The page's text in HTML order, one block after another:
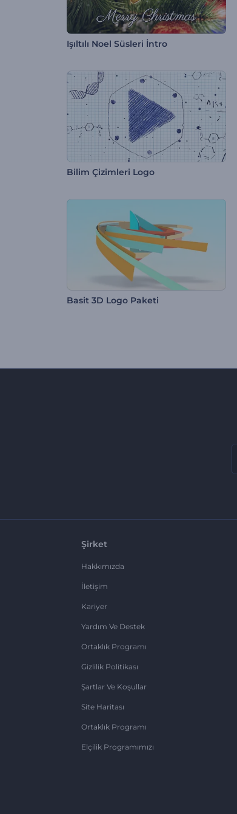
Işıltılı Noel Süsleri İntro
Bilim Çizimleri Logo
Basit 3D Logo Paketi
Şirket
Hakkımızda
İletişim
Kariyer
Yardım Ve Destek
Ortaklık Programı
Gizlilik Politikası
Şartlar Ve Koşullar
Site Haritası
Ortaklık Programı
Elçilik Programımızı